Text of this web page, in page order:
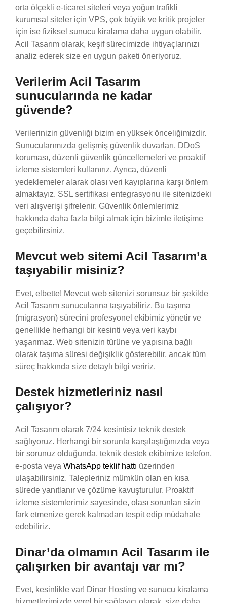
orta ölçekli e-ticaret siteleri veya yoğun trafikli
kurumsal siteler için VPS, çok büyük ve kritik projeler
için ise fiziksel sunucu kiralama daha uygun olabilir.
Acil Tasarım olarak, keşif sürecimizde ihtiyaçlarınızı
analiz ederek size en uygun paketi öneriyoruz.
Verilerim Acil Tasarım
sunucularında ne kadar
güvende?
Verilerinizin güvenliği bizim en yüksek önceliğimizdir.
Sunucularımızda gelişmiş güvenlik duvarları, DDoS
koruması, düzenli güvenlik güncellemeleri ve proaktif
izleme sistemleri kullanırız. Ayrıca, düzenli
yedeklemeler alarak olası veri kayıplarına karşı önlem
almaktayız. SSL sertifikası entegrasyonu ile sitenizdeki
veri alışverişi şifrelenir. Güvenlik önlemlerimiz
hakkında daha fazla bilgi almak için bizimle iletişime
geçebilirsiniz.
Mevcut web sitemi Acil Tasarım’a
taşıyabilir misiniz?
Evet, elbette! Mevcut web sitenizi sorunsuz bir şekilde
Acil Tasarım sunucularına taşıyabiliriz. Bu taşıma
(migrasyon) sürecini profesyonel ekibimiz yönetir ve
genellikle herhangi bir kesinti veya veri kaybı
yaşanmaz. Web sitenizin türüne ve yapısına bağlı
olarak taşıma süresi değişiklik gösterebilir, ancak tüm
süreç hakkında size detaylı bilgi veririz.
Destek hizmetleriniz nasıl
çalışıyor?
Acil Tasarım olarak 7/24 kesintisiz teknik destek
sağlıyoruz. Herhangi bir sorunla karşılaştığınızda veya
bir sorunuz olduğunda, teknik destek ekibimize telefon,
e-posta veya WhatsApp teklif hattı üzerinden
ulaşabilirsiniz. Talepleriniz mümkün olan en kısa
sürede yanıtlanır ve çözüme kavuşturulur. Proaktif
izleme sistemlerimiz sayesinde, olası sorunları sizin
fark etmenize gerek kalmadan tespit edip müdahale
edebiliriz.
Dinar’da olmamın Acil Tasarım ile
çalışırken bir avantajı var mı?
Evet, kesinlikle var! Dinar Hosting ve sunucu kiralama